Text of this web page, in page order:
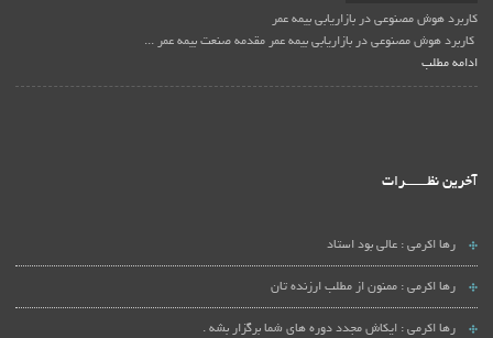
کاربرد هوش مصنوعی در بازاریابی بیمه عمر
کاربرد هوش مصنوعی در بازاریابی بیمه عمر مقدمه صنعت بیمه عمر ...
ادامه مطلب
آخرین نظـــــــرات
رها اکرمی :عالی بود استاد
رها اکرمی :ممنون از مطلب ارزنده تان
رها اکرمی : ایکاش مجدد دوره های شما برگزار بشه .